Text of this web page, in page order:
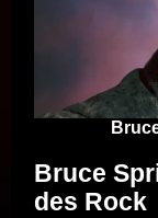
Bruce
des Rock